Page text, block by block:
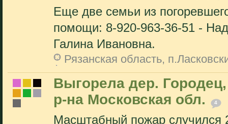
Еще две семьи из
помощи: 8-920-963-36-51 -
Галина Ивановна.
Рязанская область,
Выгорела дер.
р-на Московская обл.
4
Масштабный пожар случился